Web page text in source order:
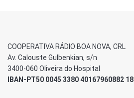
COOPERATIVA RÁDIO BOA NOVA, CRL
Av. Calouste Gulbenkian, s/n
3400-060 Oliveira do Hospital
IBAN-PT50 0045 3380 40167960882 18